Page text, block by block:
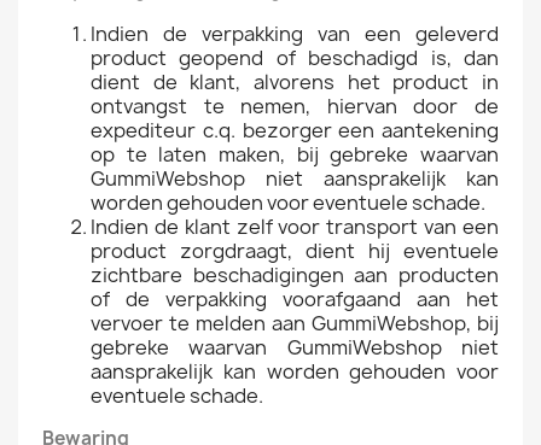
Indien de verpakking van een geleverd
product geopend of beschadigd is, dan
dient de klant, alvorens het product in
ontvangst te nemen, hiervan door de
expediteur c.q. bezorger een aantekening
op te laten maken, bij gebreke waarvan
GummiWebshop niet aansprakelijk kan
worden gehouden voor eventuele schade.
Indien de klant zelf voor transport van een
product zorgdraagt, dient hij eventuele
zichtbare beschadigingen aan producten
of de verpakking voorafgaand aan het
vervoer te melden aan GummiWebshop, bij
gebreke waarvan GummiWebshop niet
aansprakelijk kan worden gehouden voor
eventuele schade.
Bewaring